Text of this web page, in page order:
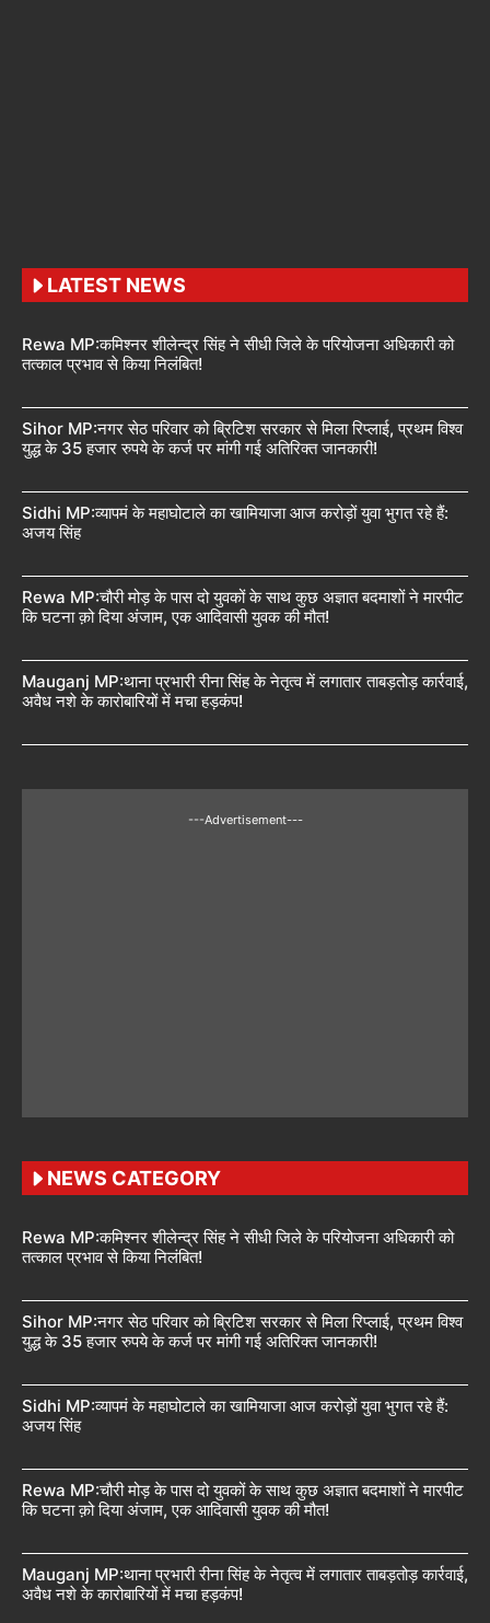
LATEST NEWS
Rewa MP:कमिश्नर शीलेन्द्र सिंह ने सीधी जिले के परियोजना अधिकारी को
तत्काल प्रभाव से किया निलंबित!
Sihor MP:नगर सेठ परिवार को ब्रिटिश सरकार से मिला रिप्लाई, प्रथम विश्व
युद्ध के 35 हजार रुपये के कर्ज पर मांगी गई अतिरिक्त जानकारी!
Sidhi MP:व्यापमं के महाघोटाले का खामियाजा आज करोड़ों युवा भुगत रहे हैं:
अजय सिंह
Rewa MP:चौरी मोड़ के पास दो युवकों के साथ कुछ अज्ञात बदमाशों ने मारपीट
कि घटना क़ो दिया अंजाम, एक आदिवासी युवक की मौत!
Mauganj MP:थाना प्रभारी रीना सिंह के नेतृत्व में लगातार ताबड़तोड़ कार्रवाई,
अवैध नशे के कारोबारियों में मचा हड़कंप!
---Advertisement---
NEWS CATEGORY
Rewa MP:कमिश्नर शीलेन्द्र सिंह ने सीधी जिले के परियोजना अधिकारी को
तत्काल प्रभाव से किया निलंबित!
Sihor MP:नगर सेठ परिवार को ब्रिटिश सरकार से मिला रिप्लाई, प्रथम विश्व
युद्ध के 35 हजार रुपये के कर्ज पर मांगी गई अतिरिक्त जानकारी!
Sidhi MP:व्यापमं के महाघोटाले का खामियाजा आज करोड़ों युवा भुगत रहे हैं:
अजय सिंह
Rewa MP:चौरी मोड़ के पास दो युवकों के साथ कुछ अज्ञात बदमाशों ने मारपीट
कि घटना क़ो दिया अंजाम, एक आदिवासी युवक की मौत!
Mauganj MP:थाना प्रभारी रीना सिंह के नेतृत्व में लगातार ताबड़तोड़ कार्रवाई,
अवैध नशे के कारोबारियों में मचा हड़कंप!